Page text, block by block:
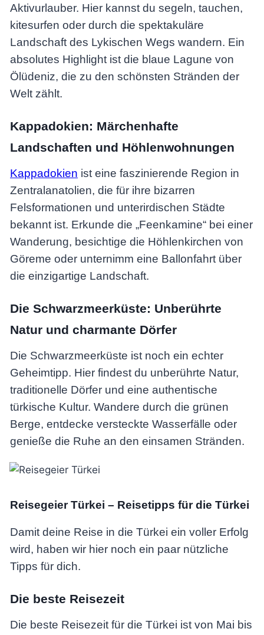
Aktivurlauber. Hier kannst du segeln, tauchen,
kitesurfen oder durch die spektakuläre
Landschaft des Lykischen Wegs wandern. Ein
absolutes Highlight ist die blaue Lagune von
Ölüdeniz, die zu den schönsten Stränden der
Welt zählt.
Kappadokien: Märchenhafte
Landschaften und Höhlenwohnungen
Kappadokien ist eine faszinierende Region in
Zentralanatolien, die für ihre bizarren
Felsformationen und unterirdischen Städte
bekannt ist. Erkunde die „Feenkamine“ bei einer
Wanderung, besichtige die Höhlenkirchen von
Göreme oder unternimm eine Ballonfahrt über
die einzigartige Landschaft.
Die Schwarzmeerküste: Unberührte
Natur und charmante Dörfer
Die Schwarzmeerküste ist noch ein echter
Geheimtipp. Hier findest du unberührte Natur,
traditionelle Dörfer und eine authentische
türkische Kultur. Wandere durch die grünen
Berge, entdecke versteckte Wasserfälle oder
genieße die Ruhe an den einsamen Stränden.
Reisegeier Türkei – Reisetipps für die Türkei
Damit deine Reise in die Türkei ein voller Erfolg
wird, haben wir hier noch ein paar nützliche
Tipps für dich.
Die beste Reisezeit
Die beste Reisezeit für die Türkei ist von Mai bis